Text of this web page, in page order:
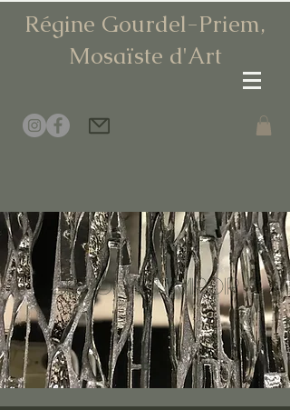
Régine Gourdel-Priem,
Mosaïste d'Art
Béton et miroir